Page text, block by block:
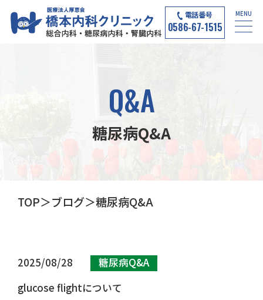
電話番号
0586-67-1515
MENU
Q&A
糖尿病Q&A
TOP ブログ 糖尿病Q&A
2025/08/28
糖尿病Q&A
glucose flightについて